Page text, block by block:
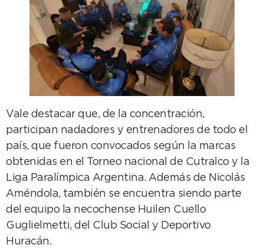
Vale destacar que, de la concentración,
participan nadadores y entrenadores de todo el
país, que fueron convocados según la marcas
obtenidas en el Torneo nacional de Cutralco y la
Liga Paralímpica Argentina. Además de Nicolás
Améndola, también se encuentra siendo parte
del equipo la necochense Huilen Cuello
Guglielmetti, del Club Social y Deportivo
Huracán.